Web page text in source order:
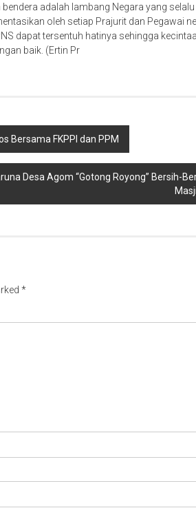
adalah lambang Negara yang selalu
oleh setiap Prajurit dan Pegawai
dapat tersentuh hatinya sehingga
baik. (Ertin Pr
Bersama FKPPI dan PPM
Desa Agom “Gotong Royong” Bersih-
*